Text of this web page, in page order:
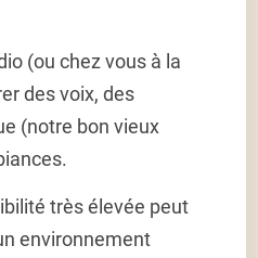
(ou chez vous à la
des voix, des
(notre bon vieux
très élevée peut
environnement